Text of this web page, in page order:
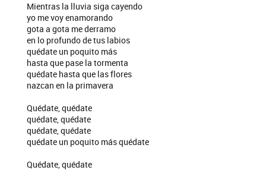
Mientras la lluvia siga cayendo
yo me voy enamorando
gota a gota me derramo
en lo profundo de tus labios
quédate un poquito más
hasta que pase la tormenta
quédate hasta que las flores
nazcan en la primavera
Quédate, quédate
quédate, quédate
quédate, quédate
quédate un poquito más quédate
Quédate, quédate